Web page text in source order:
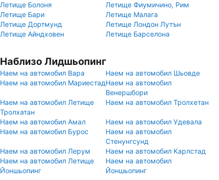
Летище Болоня
Летище Фиумичино, Рим
Летище Бари
Летище Малага
Летище Дортмунд
Летище Лондон Лутън
Летище Айндховен
Летище Барселона
Наблизо Лидшьопинг
Наем на автомобил Вара
Наем на автомобил Шьовде
Наем на автомобил МариестадНаем на автомобил
Венершбори
Наем на автомобил Летище
Тролхатан
Наем на автомобил Тролхетан
Наем на автомобил Амал
Наем на автомобил Удевала
Наем на автомобил Бурос
Наем на автомобил
Стенунгсунд
Наем на автомобил Лерум
Наем на автомобил Карлстад
Наем на автомобил Летище
Йоншьопинг
Наем на автомобил
Йоншьопинг